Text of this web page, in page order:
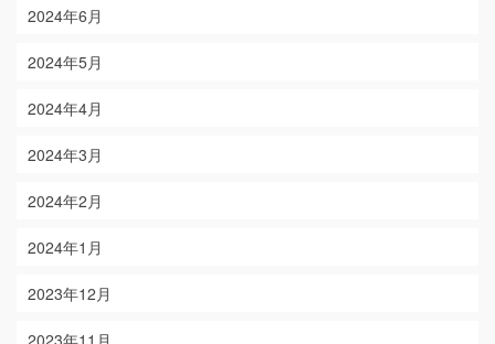
2024年6月
2024年5月
2024年4月
2024年3月
2024年2月
2024年1月
2023年12月
2023年11月